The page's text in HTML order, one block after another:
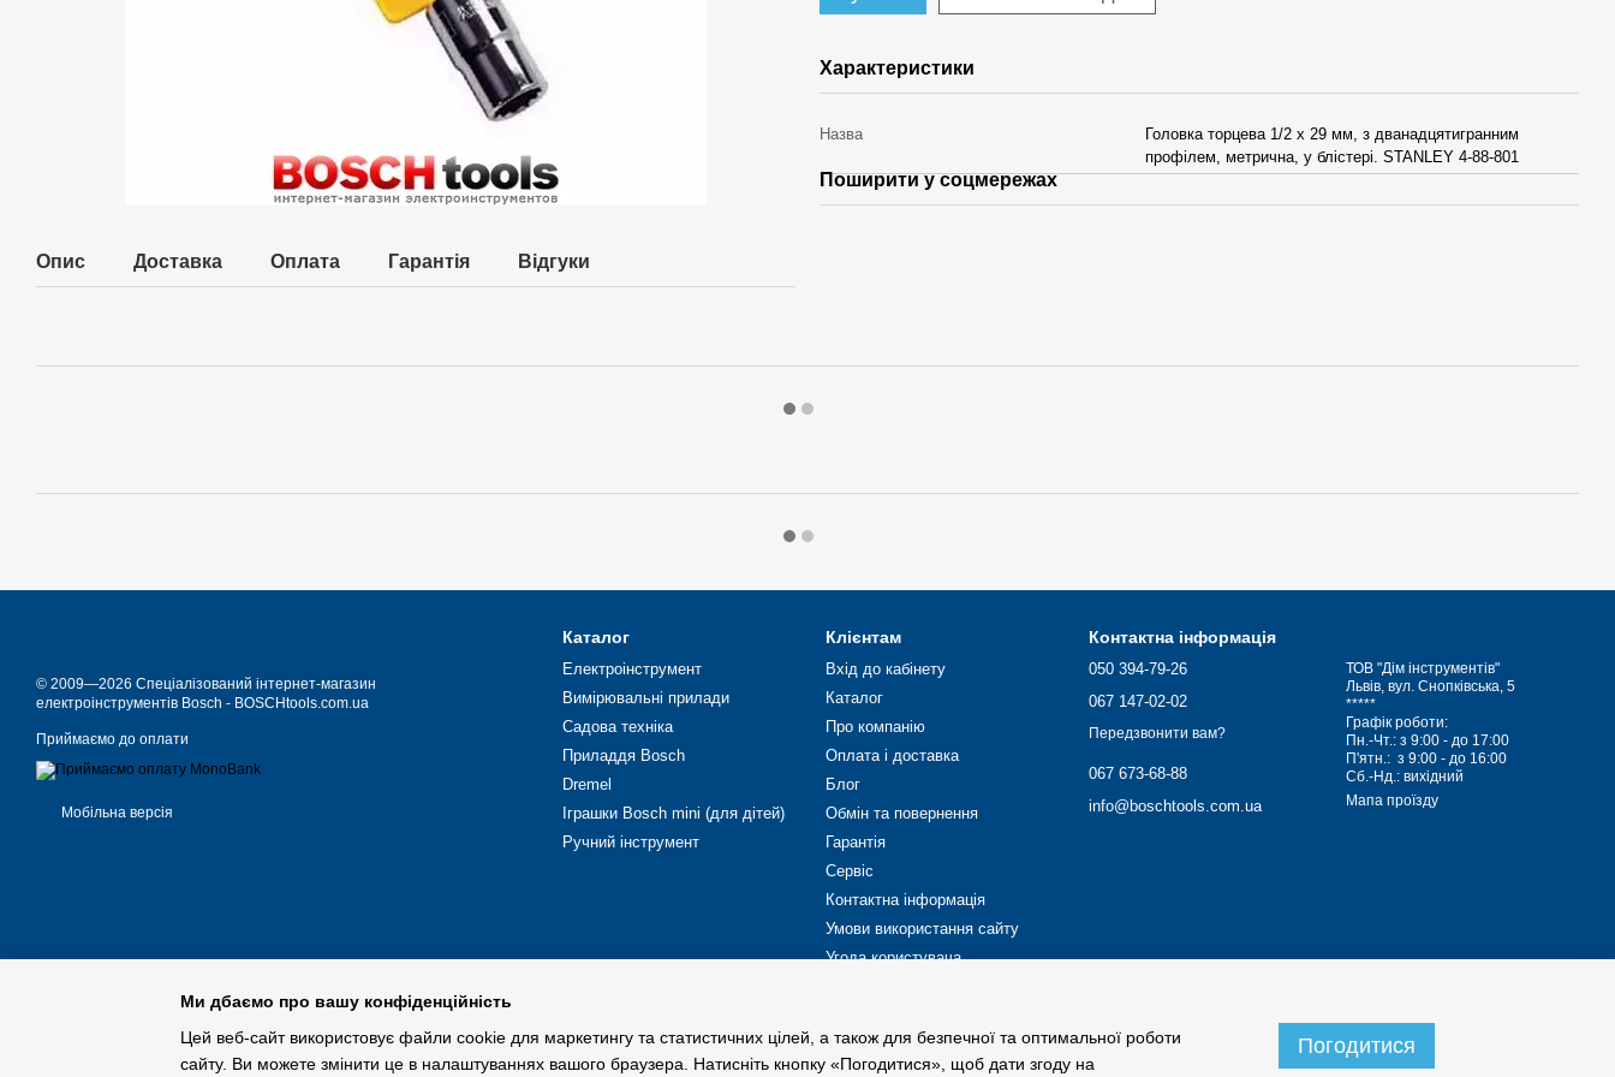
Опис Доставка Оплата Гарантія Відгуки
Характеристики
Назва
Головка торцева 1/2 х 29 мм, з дванадцятигранним
профілем, метрична, у блістері. STANLEY 4-88-801
Поширити у соцмережах
© 2009—2026 Спеціалізований інтернет-магазин
електроінструментів Bosch - BOSCHtools.com.ua
Приймаємо до оплати
Мобільна версія
Каталог
Електроінструмент
Вимірювальні прилади
Садова техніка
Приладдя Bosch
Dremel
Іграшки Bosch mini (для дітей)
Ручний інструмент
Клієнтам
Вхід до кабінету
Каталог
Про компанію
Оплата і доставка
Блог
Обмін та повернення
Гарантія
Сервіс
Контактна інформація
Умови використання сайту
Угода користувача
Контактна інформація
050 394-79-26
067 147-02-02
Передзвонити вам?
067 673-68-88
info@boschtools.com.ua
ТОВ "Дім інструментів"
Львів, вул. Снопківська, 5
*****
Графік роботи:
Пн.-Чт.: з 9:00 - до 17:00
П'ятн.: з 9:00 - до 16:00
Сб.-Нд.: вихідний
Мапа проїзду
Ми дбаємо про вашу конфіденційність
Цей веб-сайт використовує файли cookie для маркетингу та статистичних цілей, а також для безпечної та оптимальної роботи
сайту. Ви можете змінити це в налаштуваннях вашого браузера. Натисніть кнопку «Погодитися», щоб дати згоду на
Погодитися